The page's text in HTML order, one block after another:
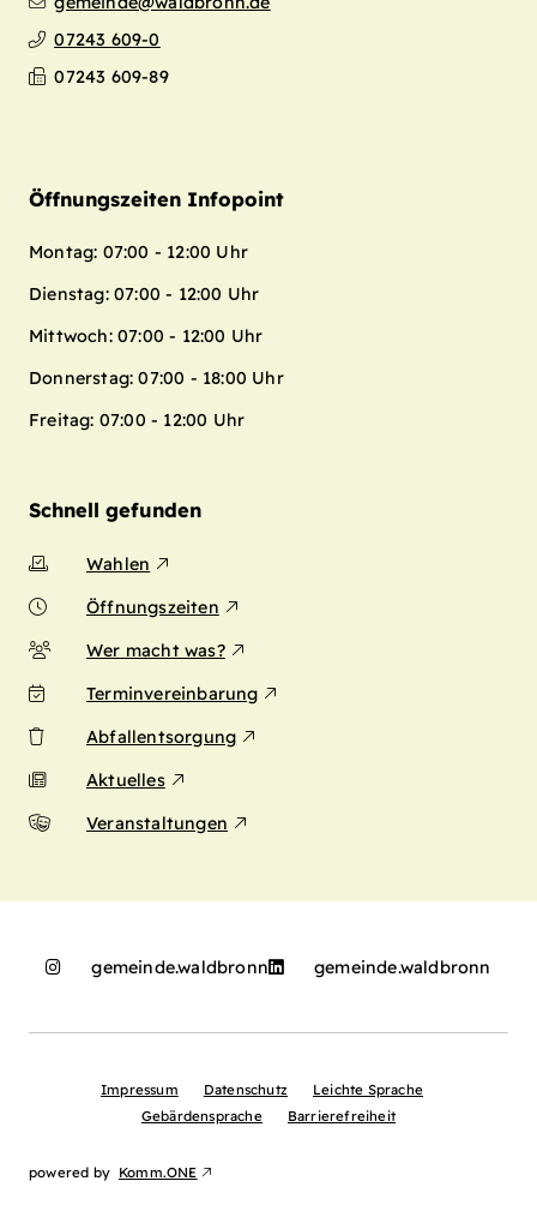
07243 609-0
07243 609-89
Öffnungszeiten Infopoint
Montag: 07:00 - 12:00 Uhr
Dienstag: 07:00 - 12:00 Uhr
Mittwoch: 07:00 - 12:00 Uhr
Donnerstag: 07:00 - 18:00 Uhr
Freitag: 07:00 - 12:00 Uhr
Schnell gefunden
Wahlen
Öffnungszeiten
Wer macht was?
Terminvereinbarung
Abfallentsorgung
Aktuelles
Veranstaltungen
gemeinde.waldbronn gemeinde.waldbronn
Impressum Datenschutz
Leichte Sprache
Gebärdensprache
Barrierefreiheit
powered by Komm.ONE